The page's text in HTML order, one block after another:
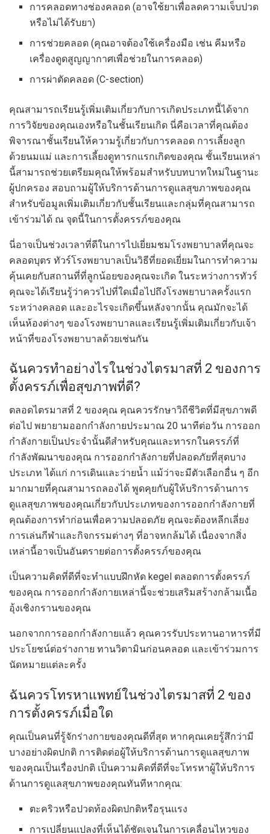
การคลอดทางช่องคลอด (อาจใช้ยาเพื่อลดความเจ็บปวด
หรือไม่ได้รับยา)
การช่วยคลอด (คุณอาจต้องใช้เครื่องมือ เช่น คีมหรือ
เครื่องดูดสูญญากาศเพื่อช่วยในการคลอด)
การผ่าตัดคลอด (C-section)
คุณสามารถเรียนรู้เพิ่มเติมเกี่ยวกับการเกิดประเภทนี้ได้จาก
การวิจัยของคุณเองหรือในชั้นเรียนเกิด นี่คือเวลาที่คุณต้อง
พิจารณาชั้นเรียนให้ความรู้เกี่ยวกับการคลอด การเลี้ยงลูก
ด้วยนมแม่ และการเลี้ยงดูทารกแรกเกิดของคุณ ชั้นเรียนเหล่า
นี้สามารถช่วยเตรียมคุณให้พร้อมสำหรับบทบาทใหม่ในฐานะ
ผู้ปกครอง สอบถามผู้ให้บริการด้านการดูแลสุขภาพของคุณ
สำหรับข้อมูลเพิ่มเติมเกี่ยวกับชั้นเรียนและกลุ่มที่คุณสามารถ
เข้าร่วมได้ ณ จุดนี้ในการตั้งครรภ์ของคุณ
นี่อาจเป็นช่วงเวลาที่ดีในการไปเยี่ยมชมโรงพยาบาลที่คุณจะ
คลอดบุตร ทัวร์โรงพยาบาลเป็นวิธีที่ยอดเยี่ยมในการทำความ
คุ้นเคยกับสถานที่ที่ลูกน้อยของคุณจะเกิด ในระหว่างการทัวร์
คุณจะได้เรียนรู้ว่าควรไปที่ใดเมื่อไปถึงโรงพยาบาลครั้งแรก
ระหว่างคลอด และอะไรจะเกิดขึ้นหลังจากนั้น คุณมักจะได้
เห็นห้องต่างๆ ของโรงพยาบาลและเรียนรู้เพิ่มเติมเกี่ยวกับเจ้า
หน้าที่ของโรงพยาบาลด้วยเช่นกัน
ฉันควรทำอย่างไรในช่วงไตรมาสที่ 2 ของการ
ตั้งครรภ์เพื่อสุขภาพที่ดี?
ตลอดไตรมาสที่ 2 ของคุณ คุณควรรักษาวิถีชีวิตที่มีสุขภาพดี
ต่อไป พยายามออกกำลังกายประมาณ 20 นาทีต่อวัน การออก
กำลังกายเป็นประจำนั้นดีสำหรับคุณและทารกในครรภ์ที่
กำลังพัฒนาของคุณ การออกกำลังกายที่ปลอดภัยที่สุดบาง
ประเภท ได้แก่ การเดินและว่ายน้ำ แม้ว่าจะมีตัวเลือกอื่น ๆ อีก
มากมายที่คุณสามารถลองได้ พูดคุยกับผู้ให้บริการด้านการ
ดูแลสุขภาพของคุณเกี่ยวกับประเภทของการออกกำลังกายที่
คุณต้องการทำก่อนเพื่อความปลอดภัย คุณจะต้องหลีกเลี่ยง
การเล่นกีฬาและกิจกรรมต่างๆ ที่อาจหกล้มได้ เนื่องจากสิ่ง
เหล่านี้อาจเป็นอันตรายต่อการตั้งครรภ์ของคุณ
เป็นความคิดที่ดีที่จะทำแบบฝึกหัด kegel ตลอดการตั้งครรภ์
ของคุณ การออกกำลังกายเหล่านี้จะช่วยเสริมสร้างกล้ามเนื้อ
อุ้งเชิงกรานของคุณ
นอกจากการออกกำลังกายแล้ว คุณควรรับประทานอาหารที่มี
ประโยชน์ต่อร่างกาย ทานวิตามินก่อนคลอด และเข้าร่วมการ
นัดหมายแต่ละครั้ง
ฉันควรโทรหาแพทย์ในช่วงไตรมาสที่ 2 ของ
การตั้งครรภ์เมื่อใด
คุณเป็นคนที่รู้จักร่างกายของคุณดีที่สุด หากคุณเคยรู้สึกว่ามี
บางอย่างผิดปกติ การติดต่อผู้ให้บริการด้านการดูแลสุขภาพ
ของคุณเป็นเรื่องปกติ เป็นความคิดที่ดีที่จะโทรหาผู้ให้บริการ
ด้านการดูแลสุขภาพของคุณทันทีหากคุณ:
ตะคริวหรือปวดท้องผิดปกติหรือรุนแรง
การเปลี่ยนแปลงที่เห็นได้ชัดเจนในการเคลื่อนไหวของ